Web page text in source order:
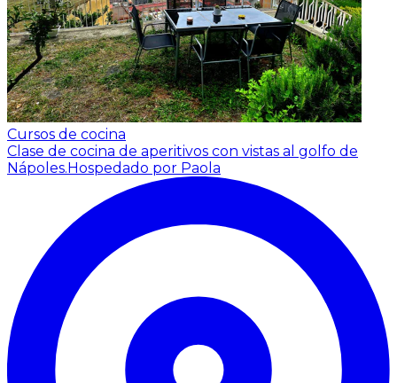
Cursos de cocina
Clase de cocina de aperitivos con vistas al golfo de
Nápoles. Hospedado por Paola